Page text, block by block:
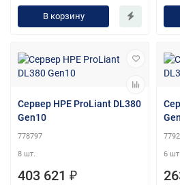
В корзину
Сервер HPE ProLiant DL380
Gen10
778797
8 шт.
403 621 ₽
6 шт.